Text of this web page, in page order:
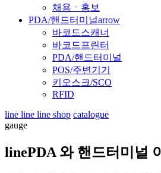
채용ㆍ홍보
PDA/핸드터미널arrow
바코드스캐너
바코드프린터
PDA/핸드터미널
POS/주변기기
키오스크/SCO
RFID
line line line shop catalogue
gauge
linePDA 와 핸드터미널